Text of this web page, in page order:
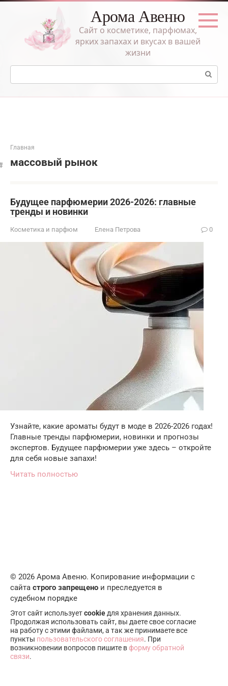
Перейти
Арома Авеню
Сайт о косметике, парфюмах,
ярких запахах и вкусах в вашей
жизни
Поиск:
Главная
массовый рынок
Будущее парфюмерии 2026-2026: главные
тренды и новинки
Косметика и парфюм Елена Петрова 0
Узнайте, какие ароматы будут в моде в 2026-2026 годах!
Главные тренды парфюмерии, новинки и прогнозы
экспертов. Будущее парфюмерии уже здесь – откройте
для себя новые запахи!
Читать полностью
© 2026 Арома Авеню. Копирование информации с
сайта строго запрещено и преследуется в
судебном порядке
Этот сайт используетcookie для хранения данных.
Продолжая использовать сайт, вы даете свое согласие
на работу с этими файлами, а так же принимаете все
пункты пользовательского соглашения. При
возникновении вопросов пишите вформу обратной
связи.